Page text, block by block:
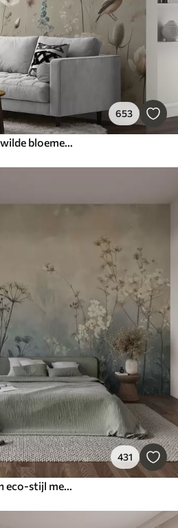
653
Muurschildering Delicate wilde bloemen met vogels op een beige achtergrond
431
Muurschildering behang in eco-stijl met wilde bloemen en planten op een achtergrond met structuur